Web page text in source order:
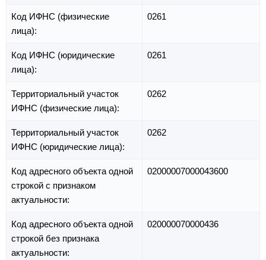
Код ИФНС (физические
лица):
0261
Код ИФНС (юридические
лица):
0261
Территориальный участок
ИФНС (физические лица):
0262
Территориальный участок
ИФНС (юридические лица):
0262
Код адресного объекта одной
строкой с признаком
актуальности:
02000007000043600
Код адресного объекта одной
строкой без признака
актуальности:
020000070000436